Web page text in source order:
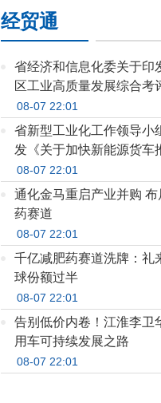
经贸通
省经济和信息化委关于印
区工业高质量发展综合考
08-07 22:01
省新型工业化工作领导小
发《关于加快新能源货车
措施》的通知
08-07 22:01
通化金马重启产业并购
药赛道
08-07 22:01
千亿减肥药赛道洗牌：礼
球份额过半
08-07 22:01
告别低价内卷！江淮李卫
用车可持续发展之路
08-07 22:01